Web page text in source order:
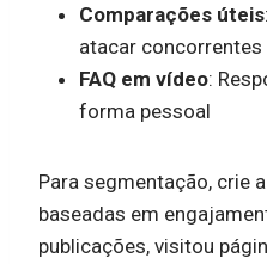
Comparações úteis
atacar concorrentes
FAQ em vídeo:
forma pessoal
Para segmentação, crie
baseadas em
publicações, visitou